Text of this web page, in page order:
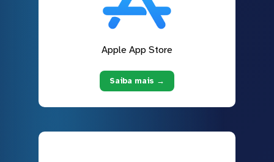
Apple App Store
Saiba mais →